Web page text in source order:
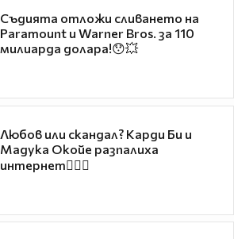
Съдията отложи сливането на
Paramount и Warner Bros. за 110
милиарда долара!😯💥
Любов или скандал? Карди Би и
Мадука Окойе разпалиха
интернет❤️‍🔥🔥